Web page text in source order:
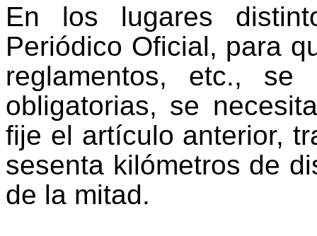
En los lugares
Periódico Oficial, para
reglamentos, etc., se
obligatorias, se
fije el artículo anterior,
sesenta kilómetros de
de la mitad.